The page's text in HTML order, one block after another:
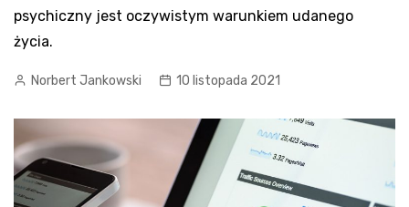
psychiczny jest oczywistym warunkiem udanego
życia.
Norbert Jankowski 10 listopada 2021